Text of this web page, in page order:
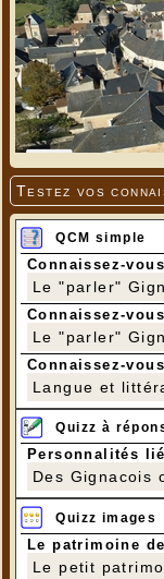
Testez vos
QCM simple
Connaissez-
Le "parler"
Connaissez-
Le "parler"
Connaissez-
Langue et
Quizz à
Personnalités
Des Gignacois
Quizz images
Le patrimoine
Le petit